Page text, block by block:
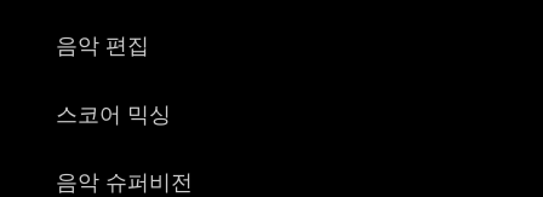
음악 편집
스코어 믹싱
음악 슈퍼비전